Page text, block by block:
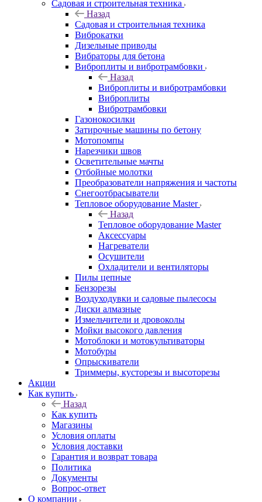
Садовая и строительная техника
Назад
Садовая и строительная техника
Виброкатки
Дизельные приводы
Вибраторы для бетона
Виброплиты и вибротрамбовки
Назад
Виброплиты и вибротрамбовки
Виброплиты
Вибротрамбовки
Газонокосилки
Затирочные машины по бетону
Мотопомпы
Нарезчики швов
Осветительные мачты
Отбойные молотки
Преобразователи напряжения и частоты
Снегоотбрасыватели
Тепловое оборудование Master
Назад
Тепловое оборудование Master
Аксессуары
Нагреватели
Осушители
Охладители и вентиляторы
Пилы цепные
Бензорезы
Воздуходувки и садовые пылесосы
Диски алмазные
Измельчители и дровоколы
Мойки высокого давления
Мотоблоки и мотокультиваторы
Мотобуры
Опрыскиватели
Триммеры, кусторезы и высоторезы
Акции
Как купить
Назад
Как купить
Магазины
Условия оплаты
Условия доставки
Гарантия и возврат товара
Политика
Документы
Вопрос-ответ
О компании